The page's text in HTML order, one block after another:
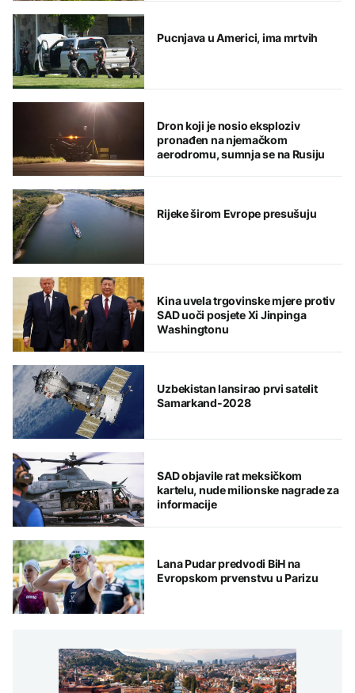
Pucnjava u Americi, ima mrtvih
Dron koji je nosio eksploziv
pronađen na njemačkom
aerodromu, sumnja se na Rusiju
Rijeke širom Evrope presušuju
Kina uvela trgovinske mjere protiv
SAD uoči posjete Xi Jinpinga
Washingtonu
Uzbekistan lansirao prvi satelit
Samarkand-2028
SAD objavile rat meksičkom
kartelu, nude milionske nagrade za
informacije
Lana Pudar predvodi BiH na
Evropskom prvenstvu u Parizu